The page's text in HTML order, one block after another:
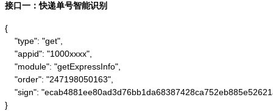
接口一：快递单号智能识别
{
    "type": "get",
    "appid": "1000xxxx",
    "module": "getExpressInfo",
    "order": "247198050163",
"sign":
}